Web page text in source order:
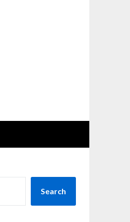
Search